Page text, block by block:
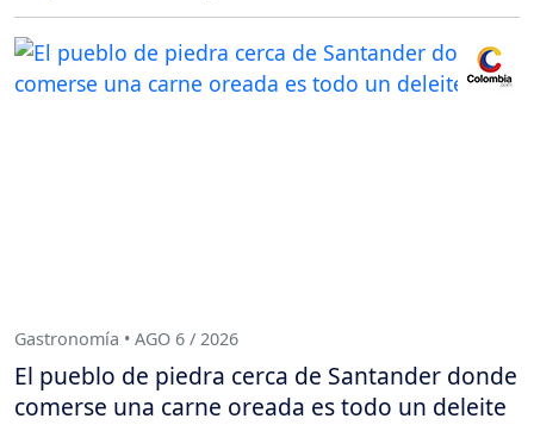
Gastronomía • AGO 6 / 2026
El pueblo de piedra cerca de Santander donde
comerse una carne oreada es todo un deleite